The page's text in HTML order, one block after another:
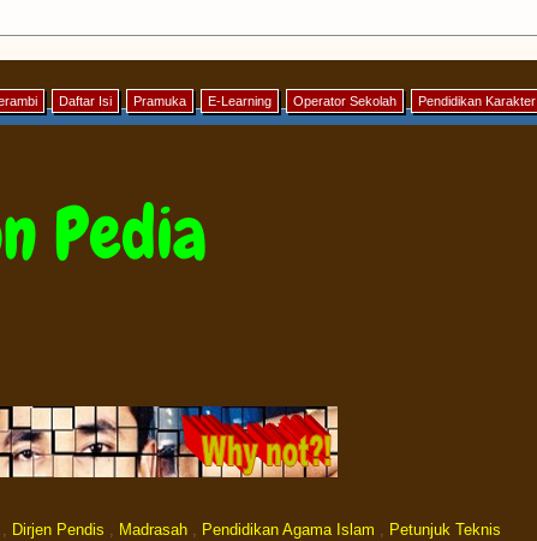
Daftar Isi Pramuka E-Learning Operator Sekolah Pendidikan Karakter
Pedia
, Dirjen Pendis , Madrasah , Pendidikan Agama Islam , Petunjuk Teknis